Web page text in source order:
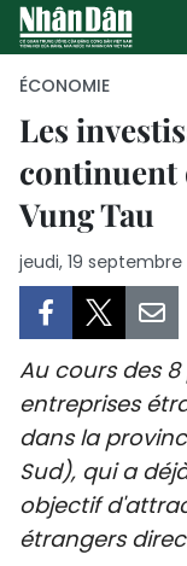
ÉCONOMIE
Les
continuent
Vung Tau
jeudi, 19 septembre
Au cours des
entreprises
dans la
Sud), qui a
objectif
étrangers